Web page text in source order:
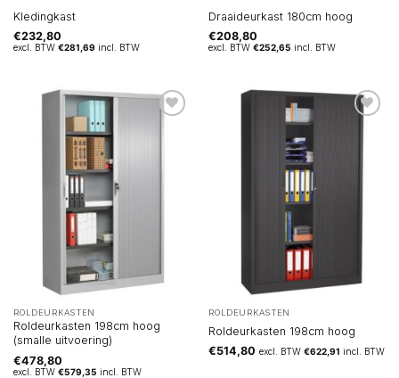
Kledingkast
€232,80
excl. BTW €281,69incl. BTW
Draaideurkast 180cm hoog
€208,80
excl. BTW €252,65 incl. BTW
ROLDEURKASTEN
Roldeurkasten 198cm hoog
(smalle uitvoering)
€478,80
excl. BTW €579,35 incl. BTW
ROLDEURKASTEN
Roldeurkasten 198cm hoog
€514,80 excl. BTW €622,91 incl. BTW